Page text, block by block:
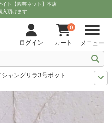
イト【園芸ネット】本店
入頂けます
ログイン
0
カート メニュー
ャングリラ3号ポット
3.5号 ポトス：テルノシャングリ